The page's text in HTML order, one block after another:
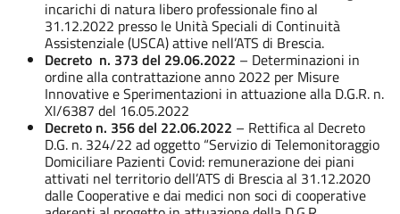
incarichi di natura libero professionale fino al
31.12.2022 presso le Unità Speciali di Continuità
Assistenziale (USCA) attive nell’ATS di Brescia.
Decreto n. 373 del 29.06.2022 – Determinazioni in
ordine alla contrattazione anno 2022 per Misure
Innovative e Sperimentazioni in attuazione alla D.G.R. n.
XI/6387 del 16.05.2022
Decreto n. 356 del 22.06.2022 – Rettifica al Decreto
D.G. n. 324/22 ad oggetto “Servizio di Telemonitoraggio
Domiciliare Pazienti Covid: remunerazione dei piani
attivati nel territorio dell’ATS di Brescia al 31.12.2020
dalle Cooperative e dai medici non soci di cooperative